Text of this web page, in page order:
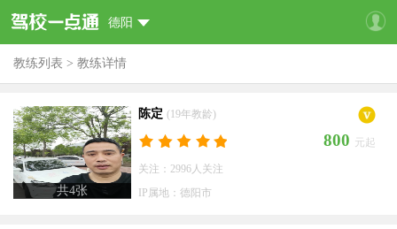
德阳
教练列表 > 教练详情
共4张
陈定 (19年教龄)
800 元起
关注：2996人关注
IP属地：德阳市